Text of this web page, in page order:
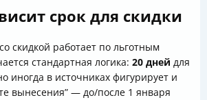
срок для скидки
скидкой работает по льготным
стандартная логика: 20 дней для
иногда в источниках фигурирует и
вынесения” — до/после 1 января